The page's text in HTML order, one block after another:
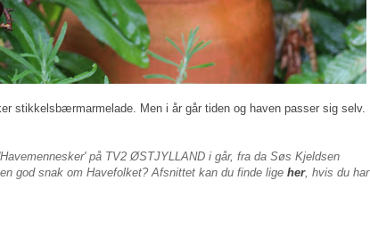
stikkelsbærmarmelade. Men i år går tiden og haven passer sig selv.
på TV2 ØSTJYLLAND i går, fra da Søs Kjeldsen
god snak om Havefolket? Afsnittet kan du finde lige her, hvis du har